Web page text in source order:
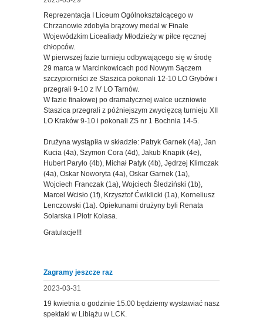
Reprezentacja I Liceum Ogólnokształcącego w
Chrzanowie zdobyła brązowy medal w Finale
Wojewódzkim Licealiady Młodzieży w piłce ręcznej
chłopców.
W pierwszej fazie turnieju odbywającego się w środę
29 marca w Marcinkowicach pod Nowym Sączem
szczypiorniści ze Staszica pokonali 12-10 LO Grybów i
przegrali 9-10 z IV LO Tarnów.
W fazie finałowej po dramatycznej walce uczniowie
Staszica przegrali z późniejszym zwycięzcą turnieju XII
LO Kraków 9-10 i pokonali ZS nr 1 Bochnia 14-5.
Drużyna wystąpiła w składzie: Patryk Garnek (4a), Jan
Kucia (4a), Szymon Cora (4d), Jakub Knapik (4e),
Hubert Paryło (4b), Michał Patyk (4b), Jędrzej Klimczak
(4a), Oskar Noworyta (4a), Oskar Garnek (1a),
Wojciech Franczak (1a), Wojciech Śledziński (1b),
Marcel Wcisło (1f), Krzysztof Ćwiklicki (1a), Korneliusz
Lenczowski (1a). Opiekunami drużyny byli Renata
Solarska i Piotr Kolasa.
Gratulacje!!!
Zagramy jeszcze raz
2023-03-31
19 kwietnia o godzinie 15.00 będziemy wystawiać nasz
spektakl w Libiążu w LCK.